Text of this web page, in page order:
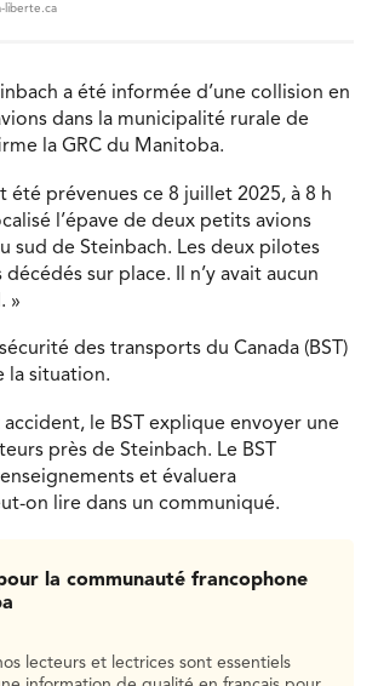
liberte.ca
a été informée d’une collision en
dans la municipalité rurale de
la GRC du Manitoba.
été prévenues ce 8 juillet 2025, à 8 h
l’épave de deux petits avions
sud de Steinbach. Les deux pilotes
sur place. Il n’y avait aucun
»
des transports du Canada (BST)
la situation.
le BST explique envoyer une
près de Steinbach. Le BST
et évaluera
on lire dans un communiqué.
la communauté francophone
lecteurs et lectrices sont essentiels